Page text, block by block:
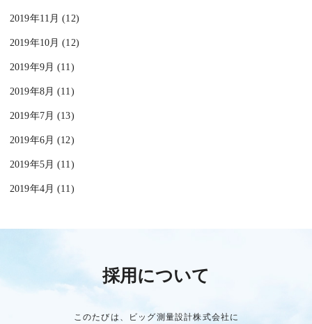
2019年11月 (12)
2019年10月 (12)
2019年9月 (11)
2019年8月 (11)
2019年7月 (13)
2019年6月 (12)
2019年5月 (11)
2019年4月 (11)
採用について
このたびは、ビッグ測量設計株式会社に